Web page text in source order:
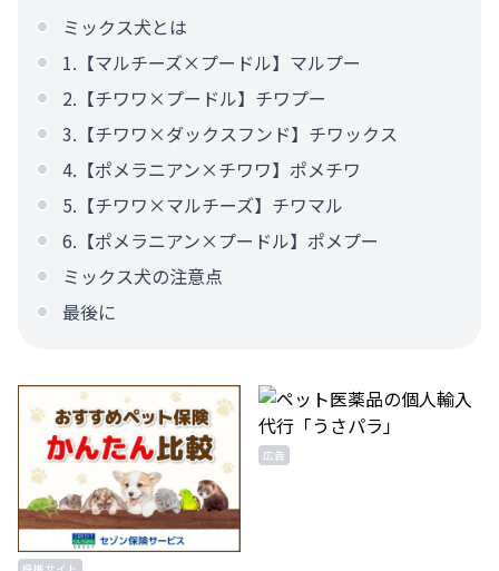
ミックス犬とは
1.【マルチーズ×プードル】マルプー
2.【チワワ×プードル】チワプー
3.【チワワ×ダックスフンド】チワックス
4.【ポメラニアン×チワワ】ポメチワ
5.【チワワ×マルチーズ】チワマル
6.【ポメラニアン×プードル】ポメプー
ミックス犬の注意点
最後に
広告